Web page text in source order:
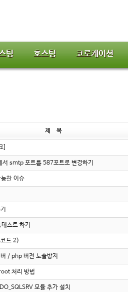
팅 호스팅 코로케이션
제 목
]
smtp 포트를 587포트로 변경하기
한 이슈
스트 하기
드 2)
/ php 버전 노출방지
처리 방법
모듈 추가 설치